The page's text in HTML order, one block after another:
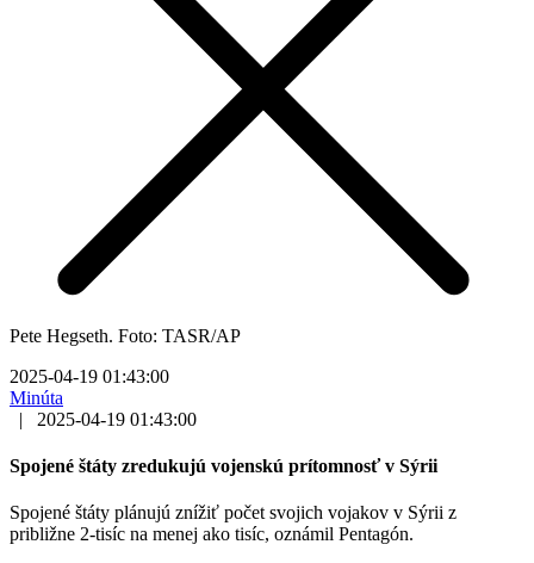
Pete Hegseth. Foto: TASR/AP
2025-04-19 01:43:00
Minúta
|
2025-04-19 01:43:00
Spojené štáty zredukujú vojenskú prítomnosť v Sýrii
Spojené štáty plánujú znížiť počet svojich vojakov v Sýrii z
približne 2-tisíc na menej ako tisíc, oznámil Pentagón.